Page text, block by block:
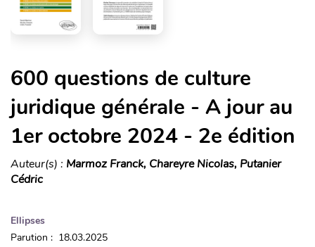
600 questions de culture
juridique générale - A jour au
1er octobre 2024 - 2e édition
Auteur(s) : Marmoz Franck, Chareyre Nicolas, Putanier
Cédric
Ellipses
Parution : 18.03.2025